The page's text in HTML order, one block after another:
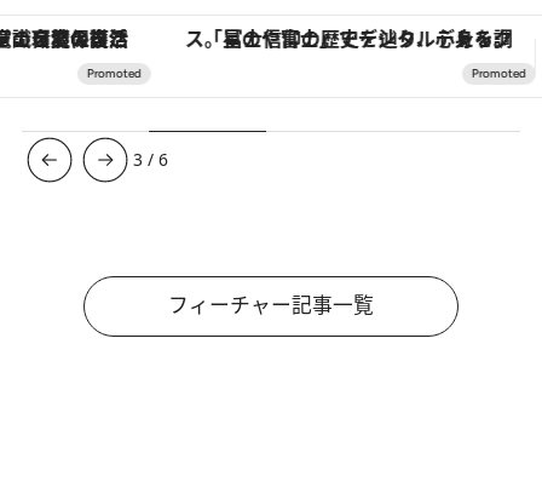
「星のや富士」でデジタルデトックス。冨士信仰の歴史を辿り、心身を調える。 ヴァシュロン・コンスタンタ
3 /6
フィーチャー記事一覧